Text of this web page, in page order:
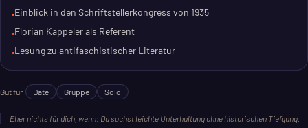
wichtiges Kapitel der Geschichte.
Rahmen. Ein Abend für alle, die sich für politische Literatur und
•Einblick in den Schriftstellerkongress von 1935
•Florian Kappeler als Referent
•Lesung zu antifaschistischer Literatur
Gut für Date Gruppe Solo
Eher nichts für dich, wenn: Du suchst leichte Unterhaltung ohne historischen Tiefgang.